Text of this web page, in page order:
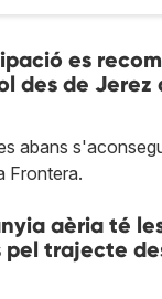
es
des de Jerez
abans
Frontera.
aèria té
pel trajecte